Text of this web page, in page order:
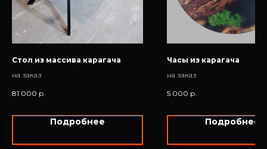
Стол из массива карагача
на заказ
81 000 р.
Подробнее
Часы из карагача
на заказ
5 000 р.
Подробнее